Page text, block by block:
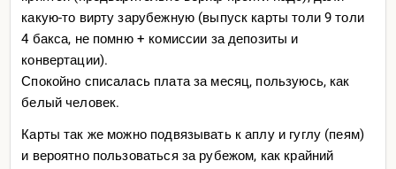
какую-то вирту зарубежную (выпуск карты толи 9 толи
4 бакса, не помню + комиссии за депозиты и
конвертации).
Спокойно списалась плата за месяц, пользуюсь, как
белый человек.
Карты так же можно подвязывать к аплу и гуглу (пеям)
и вероятно пользоваться за рубежом, как крайний